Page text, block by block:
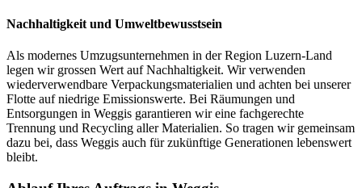
Nachhaltigkeit und Umweltbewusstsein
Als modernes Umzugsunternehmen in der Region Luzern-Land
legen wir grossen Wert auf Nachhaltigkeit. Wir verwenden
wiederverwendbare Verpackungsmaterialien und achten bei unserer
Flotte auf niedrige Emissionswerte. Bei Räumungen und
Entsorgungen in Weggis garantieren wir eine fachgerechte
Trennung und Recycling aller Materialien. So tragen wir gemeinsam
dazu bei, dass Weggis auch für zukünftige Generationen lebenswert
bleibt.